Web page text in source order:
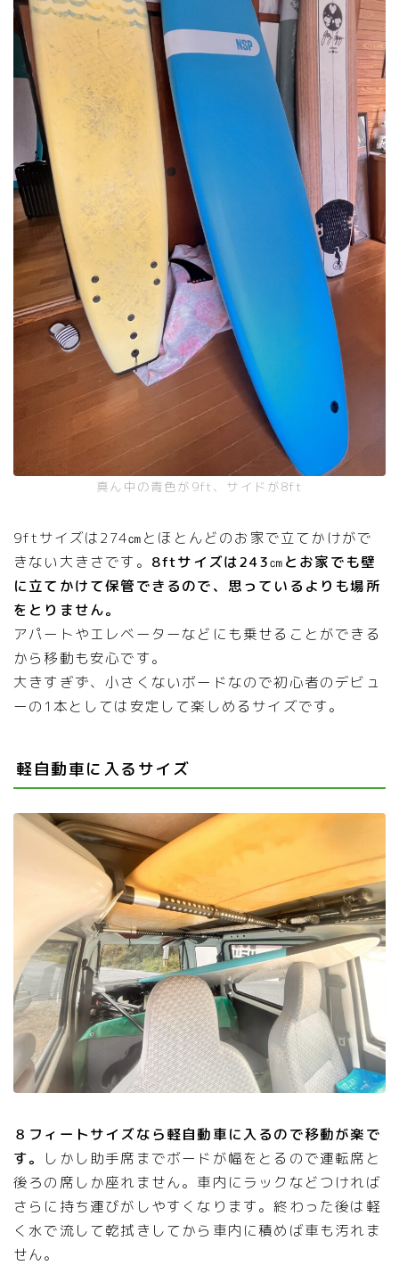
真ん中の青色が9ft、サイドが8ft
9ftサイズは274㎝とほとんどのお家で立てかけがで
きない大きさです。 8ftサイズは243㎝とお家でも壁
に立てかけて保管できるので、思っているよりも場所
をとりません。
アパートやエレベーターなどにも乗せることができる
から移動も安心です。
大きすぎず、小さくないボードなので初心者のデビュ
ーの1本としては安定して楽しめるサイズです。
軽自動車に入るサイズ
８フィートサイズなら軽自動車に入るので移動が楽で
す。
しかし助手席までボードが幅をとるので運転席と
後ろの席しか座れません。車内にラックなどつければ
さらに持ち運びがしやすくなります。終わった後は軽
く水で流して乾拭きしてから車内に積めば車も汚れま
せん。